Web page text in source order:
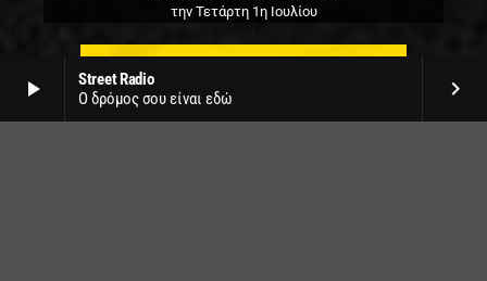
play_arrow
Street Radio
Ο δρόμος σου είναι εδώ
keyboard_arrow_right
την Τετάρτη 1η Ιουλίου